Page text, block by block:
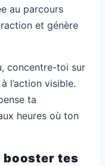
au parcours
et génère
concentre-toi sur
l’action visible.
ta
heures où ton
booster tes